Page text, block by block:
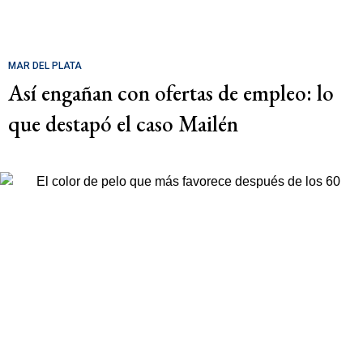
MAR DEL PLATA
Así engañan con ofertas de empleo: lo
que destapó el caso Mailén